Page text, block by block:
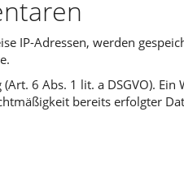
IP-Adressen, werden
6 Abs. 1 lit. a DSGVO).
bereits erfolgter